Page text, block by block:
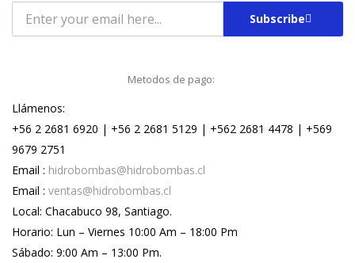
Subscribe
Metodos de pago:
Llámenos:
+56 2 2681 6920 | +56 2 2681 5129 | +562 2681 4478 | +569
9679 2751
Email : hidrobombas@hidrobombas.cl
Email : ventas@hidrobombas.cl
Local: Chacabuco 98, Santiago.
Horario: Lun – Viernes 10:00 Am – 18:00 Pm
Sábado: 9:00 Am – 13:00 Pm.